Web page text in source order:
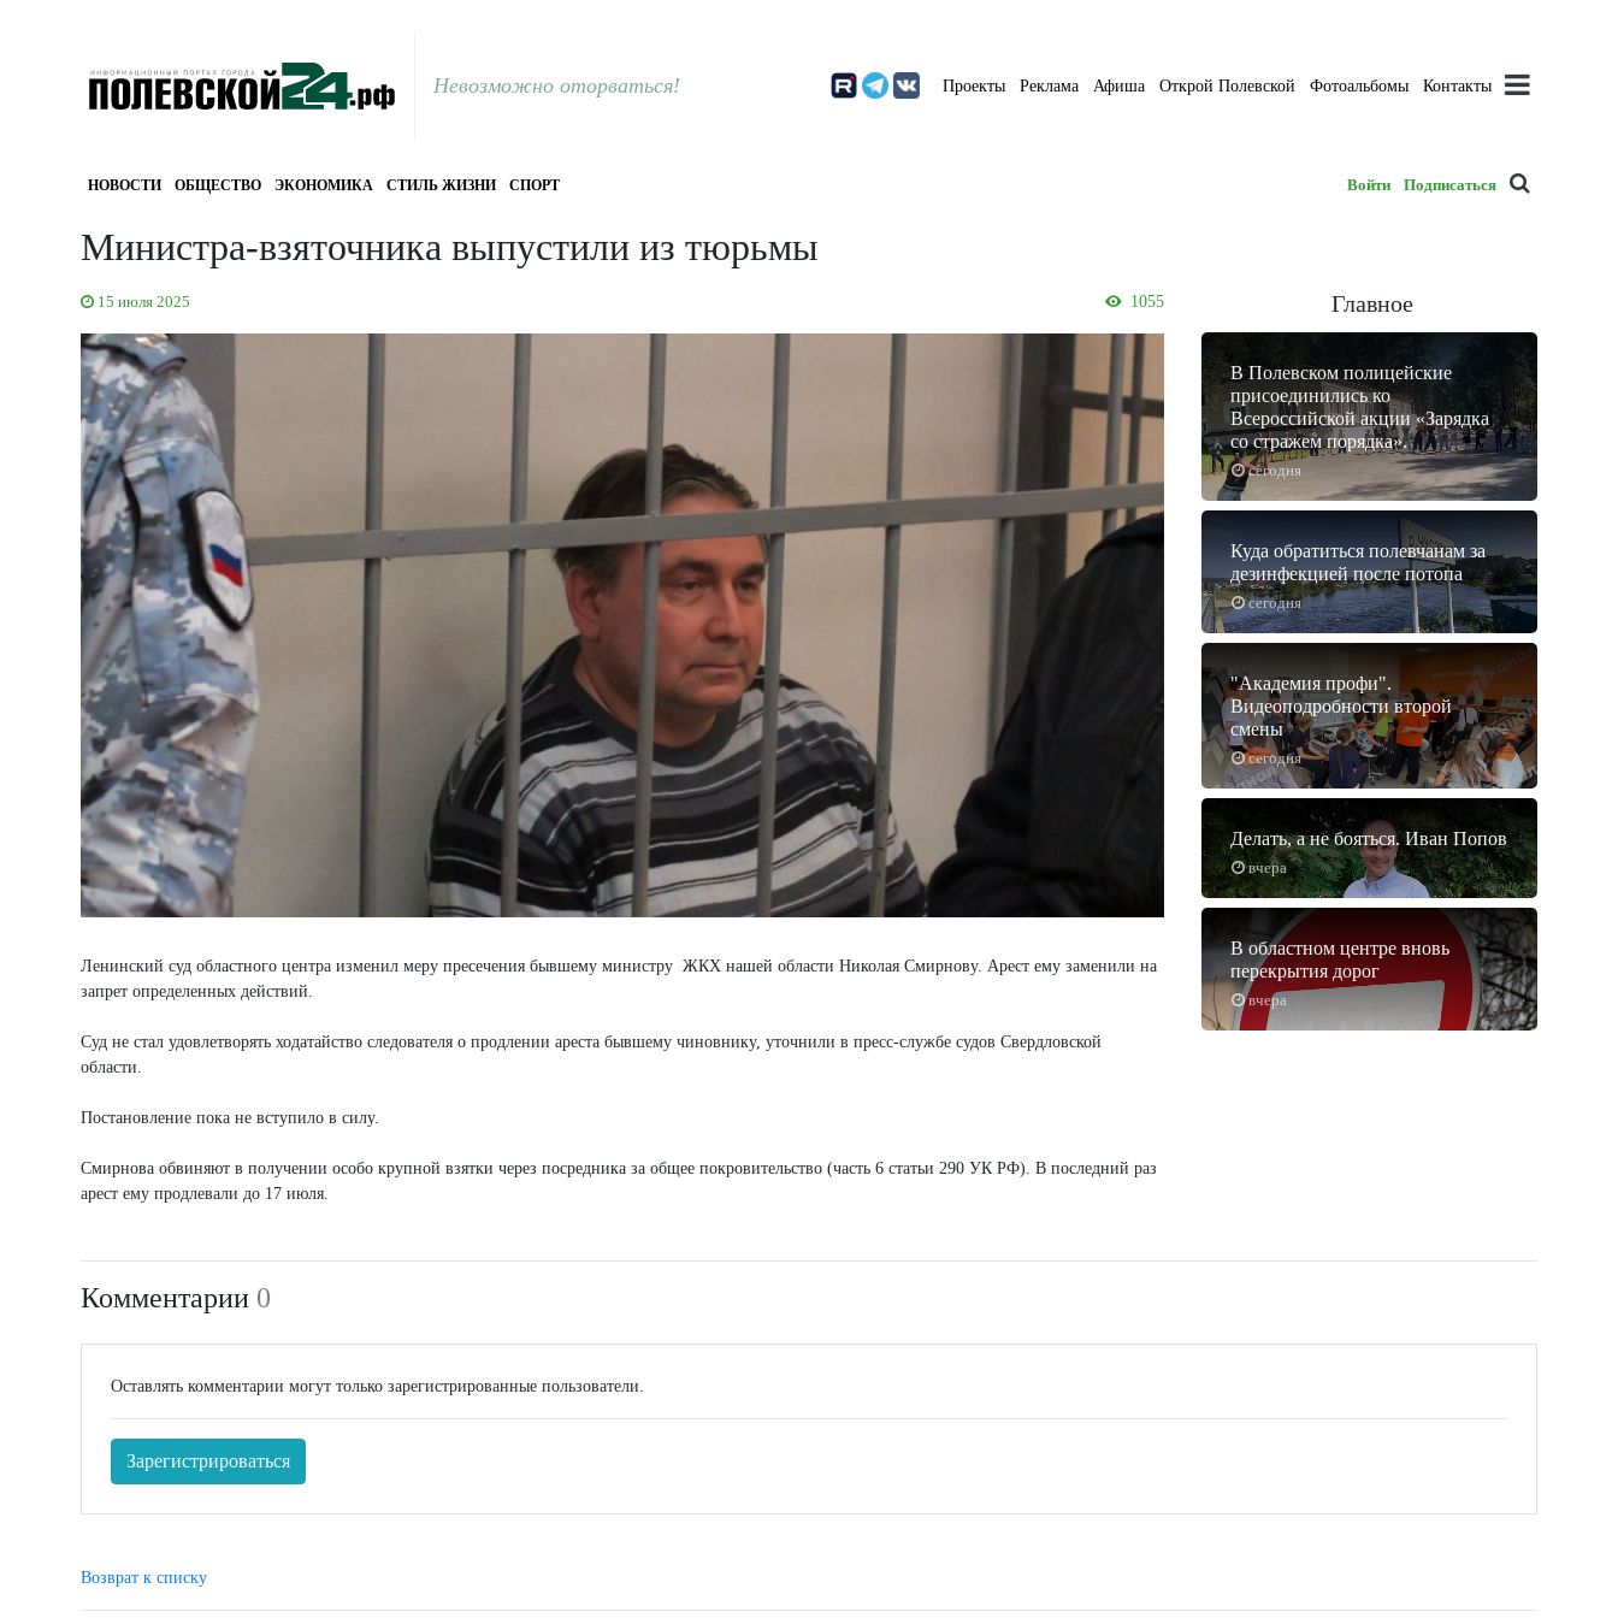
Невозможно оторваться! Проекты Реклама Афиша Открой Полевской Фотоальбомы Контакты
НОВОСТИ ОБЩЕСТВО ЭКОНОМИКА СТИЛЬ ЖИЗНИ СПОРТ Войти Подписаться
Министра-взяточника выпустили из тюрьмы
15 июля 2025 1055
Ленинский суд областного центра изменил меру пресечения бывшему министру ЖКХ нашей области Николая Смирнову. Арест ему заменили на
запрет определенных действий.
Суд не стал удовлетворять ходатайство следователя о продлении ареста бывшему чиновнику, уточнили в пресс-службе судов Свердловской
области.
Постановление пока не вступило в силу.
Смирнова обвиняют в получении особо крупной взятки через посредника за общее покровительство (часть 6 статьи 290 УК РФ). В последний раз
арест ему продлевали до 17 июля.
Главное
сегодня
В Полевском полицейские
присоединились ко
Всероссийской акции «Зарядка
со стражем порядка».
сегодня
Куда обратиться полевчанам за
дезинфекцией после потопа
сегодня
"Академия профи".
Видеоподробности второй
смены
вчера
Делать, а не бояться. Иван Попов
вчера
В областном центре вновь
перекрытия дорог
Комментарии 0
Оставлять комментарии могут только зарегистрированные пользователи.
Зарегистрироваться
Возврат к списку